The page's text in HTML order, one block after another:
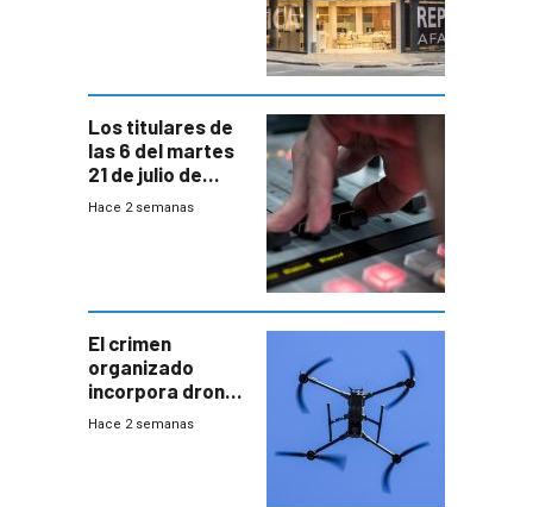
Los titulares de
las 6 del martes
21 de julio de
2026
Hace 2 semanas
El crimen
organizado
incorpora drones
y abre un nuevo
Hace 2 semanas